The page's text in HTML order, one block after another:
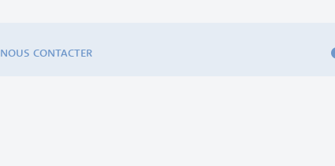
NOUS CONTACTER